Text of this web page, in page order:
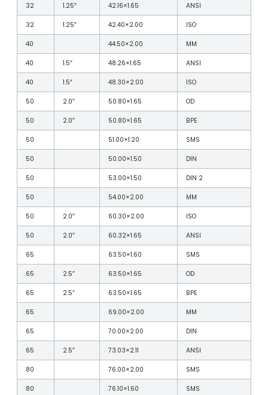
32
1.25″ 42.16×1.65
ANSI
32
1.25″ 42.40×2.00
ISO
40
44.50×2.00
MM
40
1.5″ 48.26×1.65
ANSI
40
1.5″ 48.30×2.00
ISO
50
2.0″ 50.80×1.65
OD
50
2.0″ 50.80×1.65
BPE
50
51.00×1.20
SMS
50
50.00×1.50
DIN
50
53.00×1.50
DIN 2
50
54.00×2.00
MM
50
2.0″ 60.30×2.00
ISO
50
2.0″ 60.32×1.65
ANSI
65
63.50×1.60
SMS
65
2.5″ 63.50×1.65
OD
65
2.5″ 63.50×1.65
BPE
65
69.00×2.00
MM
65
70.00×2.00
DIN
65
2.5″ 73.03×2.11
ANSI
80
76.00×2.00
SMS
80
76.10×1.60
SMS